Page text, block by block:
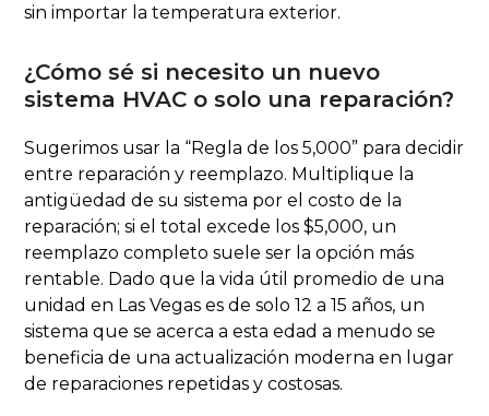
sin importar la temperatura exterior.
¿Cómo sé si necesito un nuevo
sistema HVAC o solo una reparación?
Sugerimos usar la “Regla de los 5,000” para decidir
entre reparación y reemplazo. Multiplique la
antigüedad de su sistema por el costo de la
reparación; si el total excede los $5,000, un
reemplazo completo suele ser la opción más
rentable. Dado que la vida útil promedio de una
unidad en Las Vegas es de solo 12 a 15 años, un
sistema que se acerca a esta edad a menudo se
beneficia de una actualización moderna en lugar
de reparaciones repetidas y costosas.